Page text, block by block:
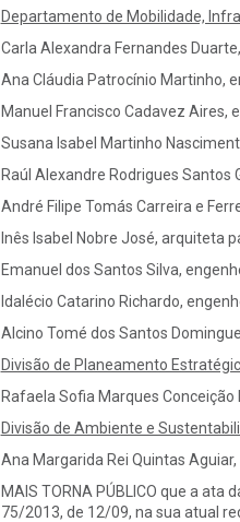
Departamento de Mobilidade,
Carla Alexandra Fernandes
Ana Cláudia Patrocínio Martinho,
Manuel Francisco Cadavez Aires,
Susana Isabel Martinho
Raúl Alexandre Rodrigues Santos
André Filipe Tomás Carreira e
Inês Isabel Nobre José, arquiteta
Emanuel dos Santos Silva,
ldalécio Catarino Richardo,
Alcino Tomé dos Santos
Divisão de Planeamento
Rafaela Sofia Marques
Divisão de Ambiente e
Ana Margarida Rei Quintas
MAIS TORNA PÚBLICO que a ata
75/2013, de 12/09, na sua atual